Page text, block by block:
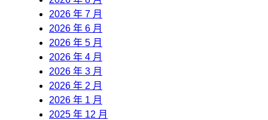
2026 年 7 月
2026 年 6 月
2026 年 5 月
2026 年 4 月
2026 年 3 月
2026 年 2 月
2026 年 1 月
2025 年 12 月